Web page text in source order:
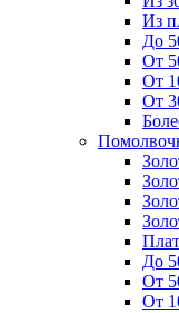
Из
До
От
От
От
До
От
От